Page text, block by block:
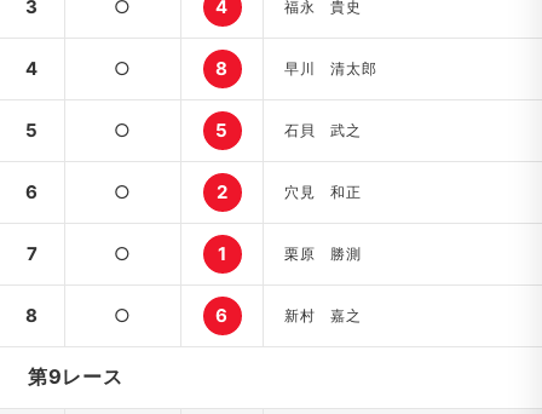
3 ○ 4 福永 貴史
4 ○ 8 早川 清太郎
5 ○ 5 石貝 武之
6 ○ 2 穴見 和正
7 ○ 1 栗原 勝測
8 ○ 6 新村 嘉之
第9レース